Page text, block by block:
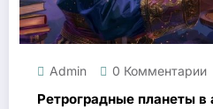
Admin 0 Комментарии
Ретроградные планеты в